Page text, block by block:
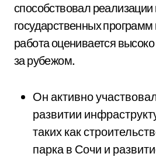
способствовал
государственных программ
работа оценивается высоко
за рубежом.
Он активно
развитии
таких как
парка в Сочи и